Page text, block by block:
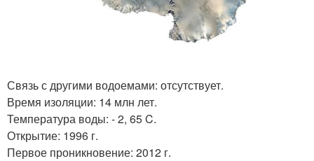
Связь с другими водоемами: отсутствует.
Время изоляции: 14 млн лет.
Температура воды: - 2, 65 C.
Открытие: 1996 г.
Первое проникновение: 2012 г.